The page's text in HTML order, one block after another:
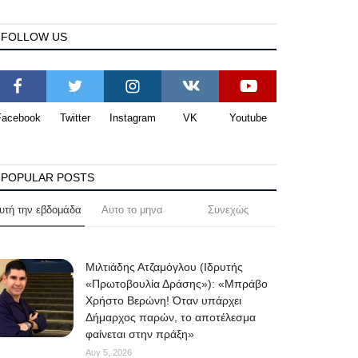
FOLLOW US
Twitter Instagram VK Youtube
POPULAR POSTS
την εβδομάδα Αυτο το μηνα Συνεχώς
Μιλτιάδης Ατζαμόγλου (Ιδρυτής
«Πρωτοβουλία Δράσης»): «Μπράβο
Χρήστο Βερώνη! Όταν υπάρχει
Δήμαρχος παρών, το αποτέλεσμα
φαίνεται στην πράξη»
Αυγ 5, 2026